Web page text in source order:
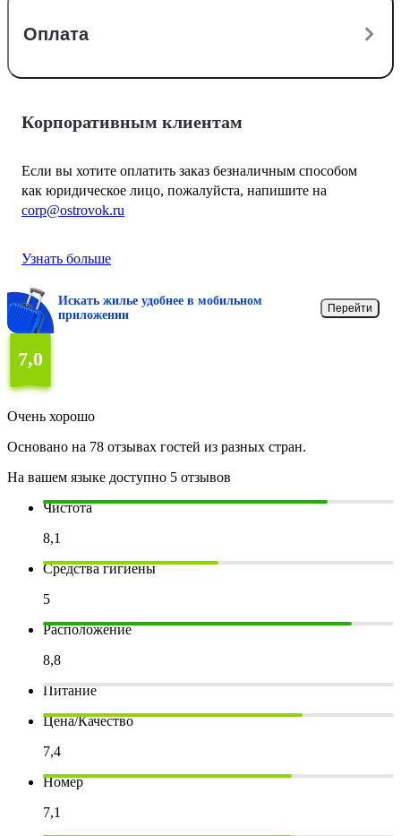
Оплата
Корпоративным клиентам
Если вы хотите оплатить заказ безналичным способом
как юридическое лицо, пожалуйста, напишите на
corp@ostrovok.ru
Узнать больше
Искать жилье удобнее в мобильном
приложении
Перейти
7,0
Очень хорошо
Основано на 78 отзывах гостей из разных стран.
На вашем языке доступно 5 отзывов
Чистота
8,1
Средства гигиены
5
Расположение
8,8
Питание
Цена/Качество
7,4
Номер
7,1